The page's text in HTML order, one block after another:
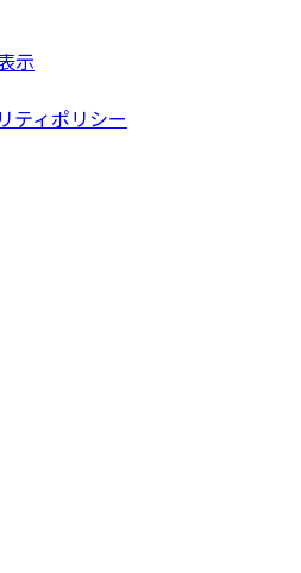
示
ティポリシー